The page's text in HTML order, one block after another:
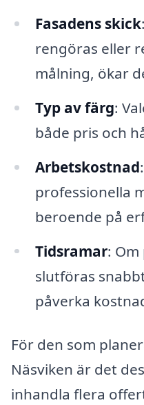
Fasadens skick
rengöras eller
målning, ökar
Typ av färg:
både pris och
Arbetskostnad
professionella
beroende på
Tidsramar:
slutföras
påverka
För den som
Näsviken är det
inhandla flera